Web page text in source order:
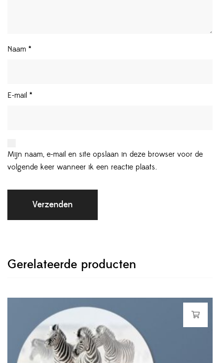
Naam *
E-mail *
Mijn naam, e-mail en site opslaan in deze browser voor de
volgende keer wanneer ik een reactie plaats.
Gerelateerde producten